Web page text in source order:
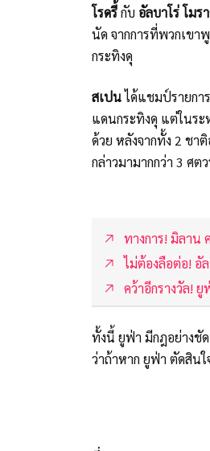
โรดรี้กับ อัลบาโร่ โมร
นัด จากการที่พวกเขา
กระทิงดุ
สเปนได้แชมป์รายกา
แดนกระทิงดุ แต่ในร
ด้วย หลังจากทั้ง 2 ชา
กล่าวมามากกว่า 3 ศต
ทางการ! มิลาน
ไม่ต้องลือต่อ! อั
คว้าอีกรางวัล!
ทั้งนี้ ยูฟ่า มีกฎอย่างชัด
ว่าถ้าหาก ยูฟ่า ตัดสิน